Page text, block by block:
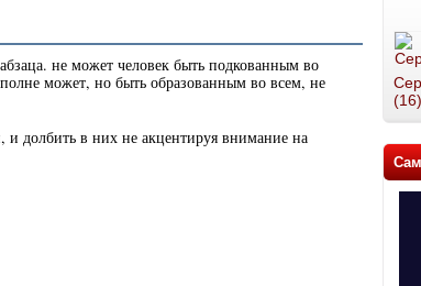
не может человек быть подкованным во
может, но быть образованным во всем, не
долбить в них не акцентируя внимание на
(16)